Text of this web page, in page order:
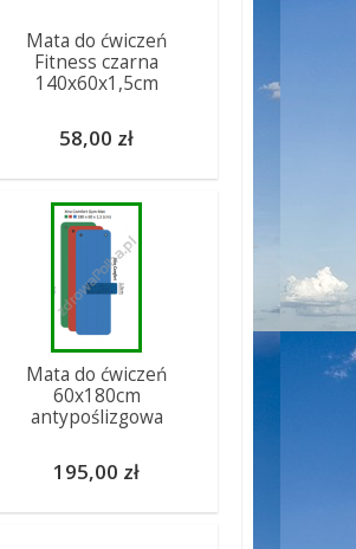
Mata do ćwiczeń
Fitness czarna
140x60x1,5cm
58,00 zł
Mata do ćwiczeń
60x180cm
antypoślizgowa
195,00 zł